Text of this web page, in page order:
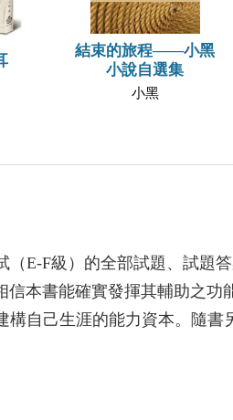
結束的旅程——小黑
小說自選集
小黑
（E-F級）的全部試題、試題
本書能確實發揮其輔助之功
構自己生涯的能力資本。隨書